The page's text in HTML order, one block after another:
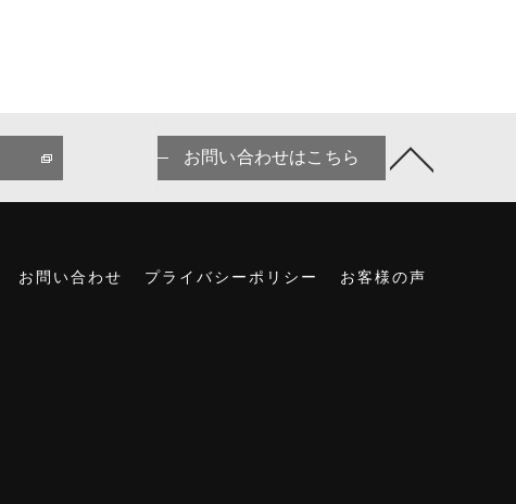
お問い合わせはこちら
お問い合わせ プライバシーポリシー お客様の声